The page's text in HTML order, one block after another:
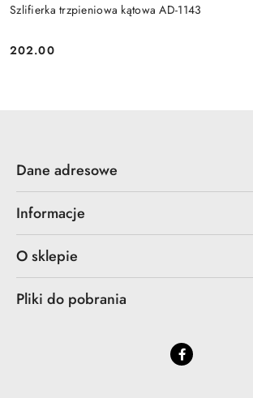
Szlifierka trzpieniowa kątowa AD-1143
Cena:
202.00
Dane adresowe
Informacje
O sklepie
Pliki do pobrania